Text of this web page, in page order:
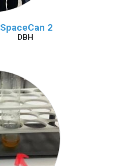
SpaceCan 2
DBH